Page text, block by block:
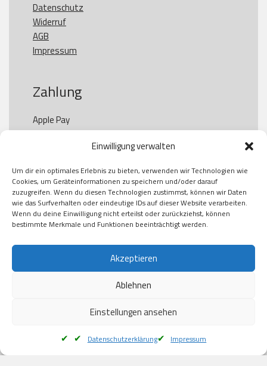
Einwilligung verwalten
Um dir ein optimales Erlebnis zu bieten, verwenden wir Technologien wie
Cookies, um Geräteinformationen zu speichern und/oder darauf
zuzugreifen. Wenn du diesen Technologien zustimmst, können wir Daten
wie das Surfverhalten oder eindeutige IDs auf dieser Website verarbeiten.
Wenn du deine Einwilligung nicht erteilst oder zurückziehst, können
bestimmte Merkmale und Funktionen beeinträchtigt werden.
Akzeptieren
Ablehnen
Einstellungen ansehen
Datenschutzerklärung Impressum
Datenschutz
Widerruf
AGB
Impressum
Zahlung
Apple Pay
Paypal
Kauf auf Rechung
Klarna
American Express